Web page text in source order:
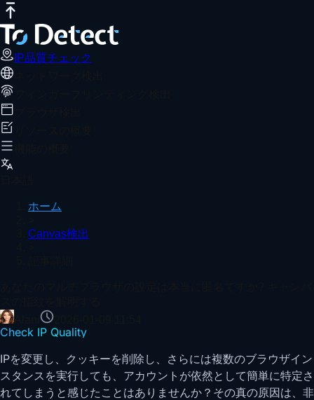
IP品質チェック
あなたのマルチブラウザの設定は本当
ToDetectは、ブラウザのCanvas指紋、WebGL、フォント、
ホーム
おすすめ記事
IP品質チェック
ホーム
Canvas検出
Check IP Quality
IPを変更し、クッキーを削除し、さらには複数のブラウザイン
スタンスを実行しても、アカウントが依然として簡単に特定さ
れてしまうと感じたことはありませんか？その真の原因は、非